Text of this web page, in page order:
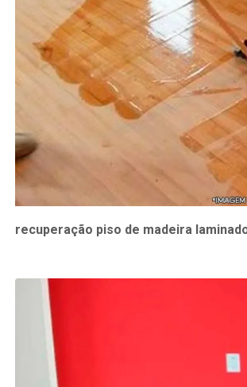
recuperação piso de madeira